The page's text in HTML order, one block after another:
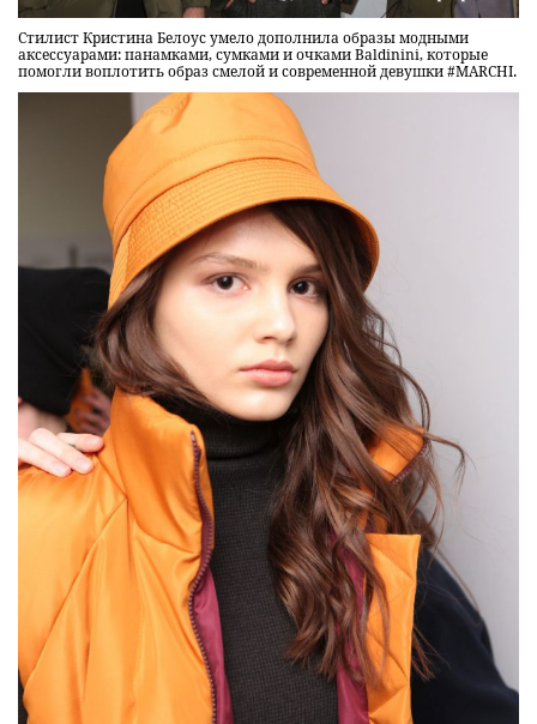
Стилист Кристина Белоус умело дополнила образы модными
аксессуарами: панамками, сумками и очками Baldinini, которые
помогли воплотить образ смелой и современной девушки #MARCHI.